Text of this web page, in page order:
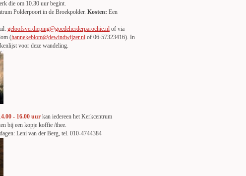
die om 10.30 uur begint.
Polderpoort in de Broekpolder. Kosten: Een
geloofsverdieping@goedeherderparochie.nl of via
(hannekeblom@dewindwijzer.nl of 06-57323416). In
voor deze wandeling.
- 16.00 uur kan iedereen het Kerkcentrum
bij een kopje koffie /thee.
Leni van der Berg, tel. 010-4744384